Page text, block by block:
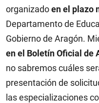
organizadoen el plazo
Departamento de
Gobierno de Aragón.
en el Boletín Oficial de
no sabremos cuáles
presentación de
las especializaciones